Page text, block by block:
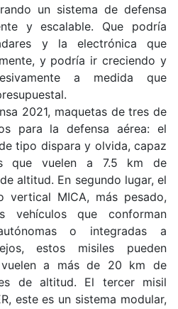
un sistema de defensa
y escalable. Que podría
y la electrónica que
y podría ir creciendo y
a medida que
2021, maquetas de tres de
para la defensa aérea: el
tipo dispara y olvida, capaz
que vuelen a 7.5 km de
altitud. En segundo lugar, el
vertical MICA, más pesado,
vehículos que conforman
o integradas a
estos misiles pueden
a más de 20 km de
de altitud. El tercer misil
este es un sistema modular,